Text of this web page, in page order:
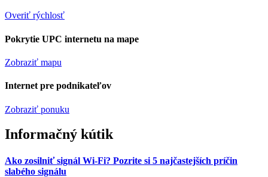
Overiť rýchlosť
Pokrytie UPC internetu na mape
Zobraziť mapu
Internet pre podnikateľov
Zobraziť ponuku
Informačný kútik
Ako zosilniť signál Wi-Fi? Pozrite si 5 najčastejších príčin
slabého signálu